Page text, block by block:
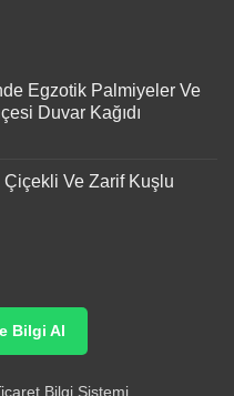
Egzotik Palmiyeler Ve
Duvar Kağıdı
Ve Zarif Kuşlu
Bilgi Al